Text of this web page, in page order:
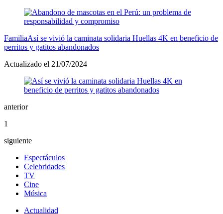
FamiliaAsí se vivió la caminata solidaria Huellas 4K en beneficio de
perritos y gatitos abandonados
Actualizado el 21/07/2024
anterior
1
siguiente
Espectáculos
Celebridades
TV
Cine
Música
Actualidad